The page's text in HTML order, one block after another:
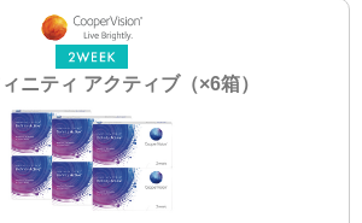
ニティ アクティブ（×6箱）